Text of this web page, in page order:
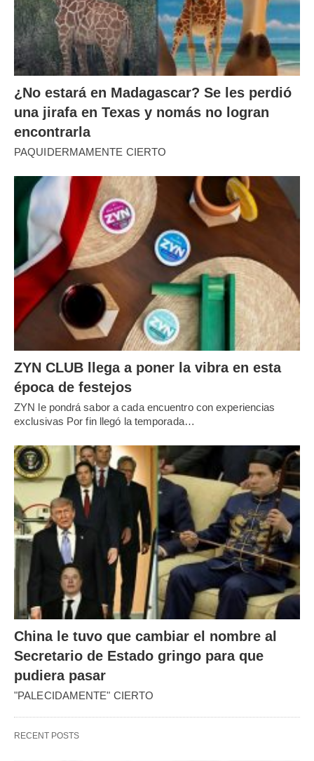
¿No estará en Madagascar? Se les perdió
una jirafa en Texas y nomás no logran
encontrarla
PAQUIDERMAMENTE CIERTO
ZYN CLUB llega a poner la vibra en esta
época de festejos
ZYN le pondrá sabor a cada encuentro con experiencias
exclusivas Por fin llegó la temporada…
China le tuvo que cambiar el nombre al
Secretario de Estado gringo para que
pudiera pasar
"PALECIDAMENTE" CIERTO
RECENT POSTS